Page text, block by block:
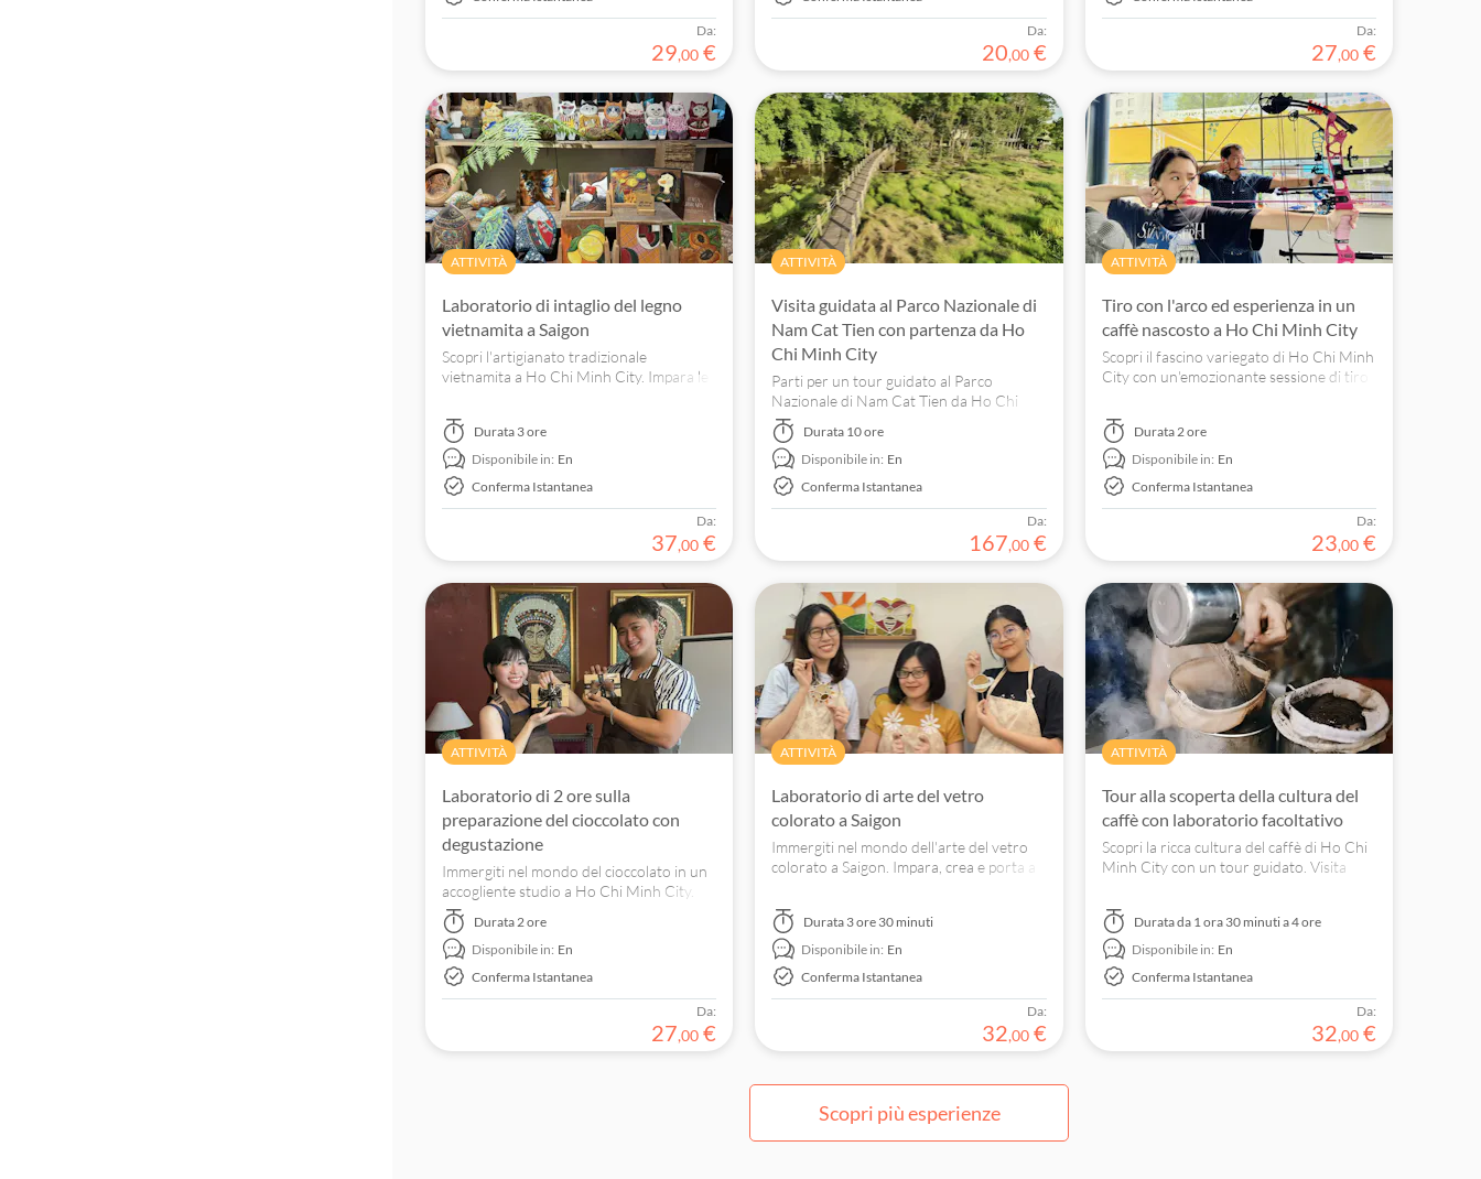
Da:
29,00 €
Da:
20,00 €
Da:
27,00 €
ATTIVITÀ
Laboratorio di intaglio del legno
vietnamita a Saigon
Scopri l'artigianato tradizionale
vietnamita a Ho Chi Minh City. Impara le
artigiani locali e crea il tuo capolavoro.
Durata 3 ore
Disponibile in: En
Conferma Istantanea
Da:
37,00 €
ATTIVITÀ
Visita guidata al Parco Nazionale di
Nam Cat Tien con partenza da Ho
Chi Minh City
Parti per un tour guidato al Parco
Nazionale di Nam Cat Tien da Ho Chi
Minh City. Esplora la foresta, osserva la
fauna selvatica e scopri le iniziative locali a
favore della conservazione dell'ambiente.
Durata 10 ore
Disponibile in: En
Conferma Istantanea
Da:
167,00 €
ATTIVITÀ
Tiro con l'arco ed esperienza in un
caffè nascosto a Ho Chi Minh City
Scopri il fascino variegato di Ho Chi Minh
City con un'emozionante sessione di tiro
caffè.
Durata 2 ore
Disponibile in: En
Conferma Istantanea
Da:
23,00 €
ATTIVITÀ
Laboratorio di 2 ore sulla
preparazione del cioccolato con
degustazione
Immergiti nel mondo del cioccolato in un
accogliente studio a Ho Chi Minh City.
Scopri tutto sulla coltivazione del cacao e
crea i tuoi dolci personalizzati.
Durata 2 ore
Disponibile in: En
Conferma Istantanea
Da:
27,00 €
ATTIVITÀ
Laboratorio di arte del vetro
colorato a Saigon
Immergiti nel mondo dell'arte del vetro
colorato a Saigon. Impara, crea e porta a
laboratorio pratico.
Durata 3 ore 30 minuti
Disponibile in: En
Conferma Istantanea
Da:
32,00 €
ATTIVITÀ
Tour alla scoperta della cultura del
caffè con laboratorio facoltativo
Scopri la ricca cultura del caffè di Ho Chi
Minh City con un tour guidato. Visita
e partecipa a un laboratorio sul caffè.
Duratada 1 ora 30 minuti a 4 ore
Disponibile in: En
Conferma Istantanea
Da:
32,00 €
Scopri più esperienze